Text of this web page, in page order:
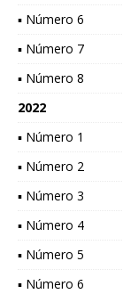
▪ Número 6
▪ Número 7
▪ Número 8
2022
▪ Número 1
▪ Número 2
▪ Número 3
▪ Número 4
▪ Número 5
▪ Número 6